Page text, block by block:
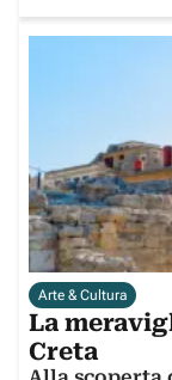
Arte & Cultura
La
Creta